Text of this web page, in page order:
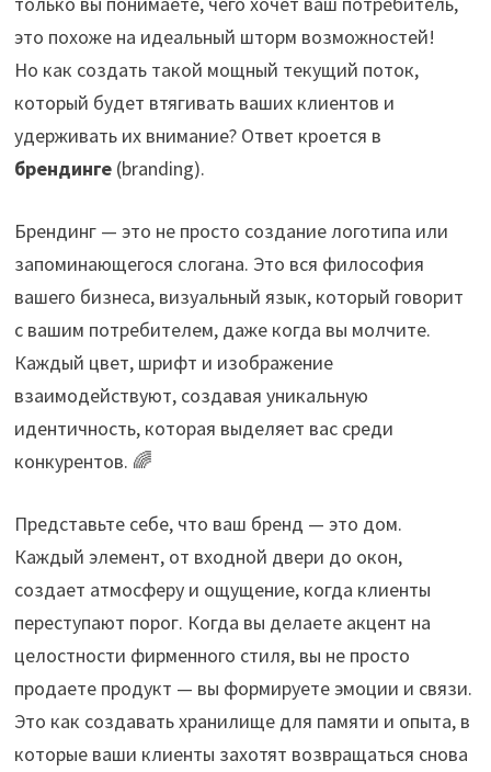
это похоже на идеальный шторм возможностей!
Но как создать такой мощный текущий поток,
который будет втягивать ваших клиентов и
удерживать их внимание? Ответ кроется в
брендинге (branding).
Брендинг — это не просто создание логотипа или
запоминающегося слогана. Это вся философия
вашего бизнеса, визуальный язык, который говорит
с вашим потребителем, даже когда вы молчите.
Каждый цвет, шрифт и изображение
взаимодействуют, создавая уникальную
идентичность, которая выделяет вас среди
конкурентов. 🌈
Представьте себе, что ваш бренд — это дом.
Каждый элемент, от входной двери до окон,
создает атмосферу и ощущение, когда клиенты
переступают порог. Когда вы делаете акцент на
целостности фирменного стиля, вы не просто
продаете продукт — вы формируете эмоции и связи.
Это как создавать хранилище для памяти и опыта, в
которые ваши клиенты захотят возвращаться снова